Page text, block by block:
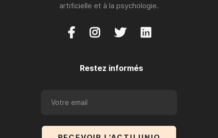
artificielle et à la psychologie.
   
Restez informés